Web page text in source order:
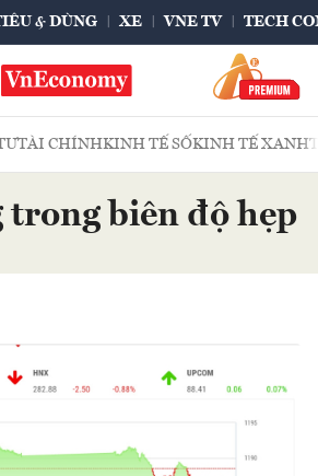
& DÙNG XE VNE TV TECH
TÀI CHÍNHKINH TẾ SỐKINH TẾ XANH
trong biên độ hẹp